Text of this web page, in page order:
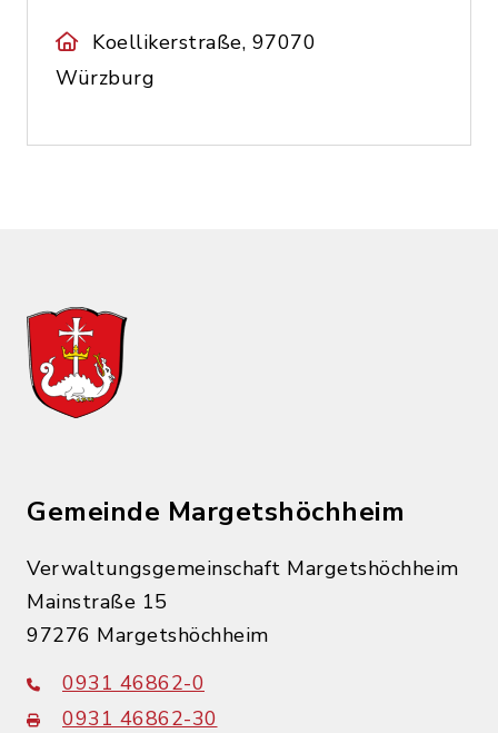
Koellikerstraße, 97070
Würzburg
Gemeinde Margetshöchheim
Verwaltungsgemeinschaft Margetshöchheim
Mainstraße 15
97276 Margetshöchheim
0931 46862-0
0931 46862-30